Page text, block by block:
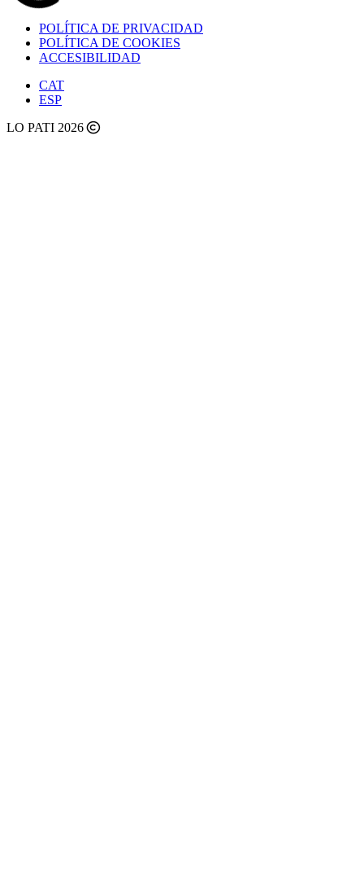
POLÍTICA DE PRIVACIDAD
POLÍTICA DE COOKIES
ACCESIBILIDAD
CAT
ESP
LO PATI 2026